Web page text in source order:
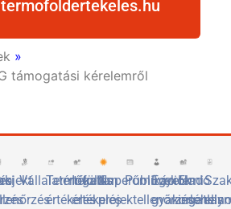
»
támogatási kérelemről
Vállalatértékelés
Termőföld
értékelés
Ingatlan
értékelés
Naperőművek
projektellenőrzése
Publikációk
Egyetemi
gyakorlóhely
Eladó